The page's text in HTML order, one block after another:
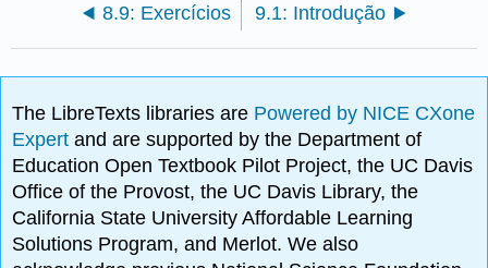
8.9: Exercícios 9.1: Introdução
The LibreTexts libraries are Powered by NICE CXone
Expertand are supported by the Department of
Education Open Textbook Pilot Project, the UC Davis
Office of the Provost, the UC Davis Library, the
California State University Affordable Learning
Solutions Program, and Merlot. We also